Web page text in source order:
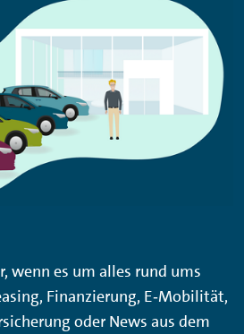
wenn es um alles rund ums
Finanzierung, E‑Mobilität,
oder News aus dem